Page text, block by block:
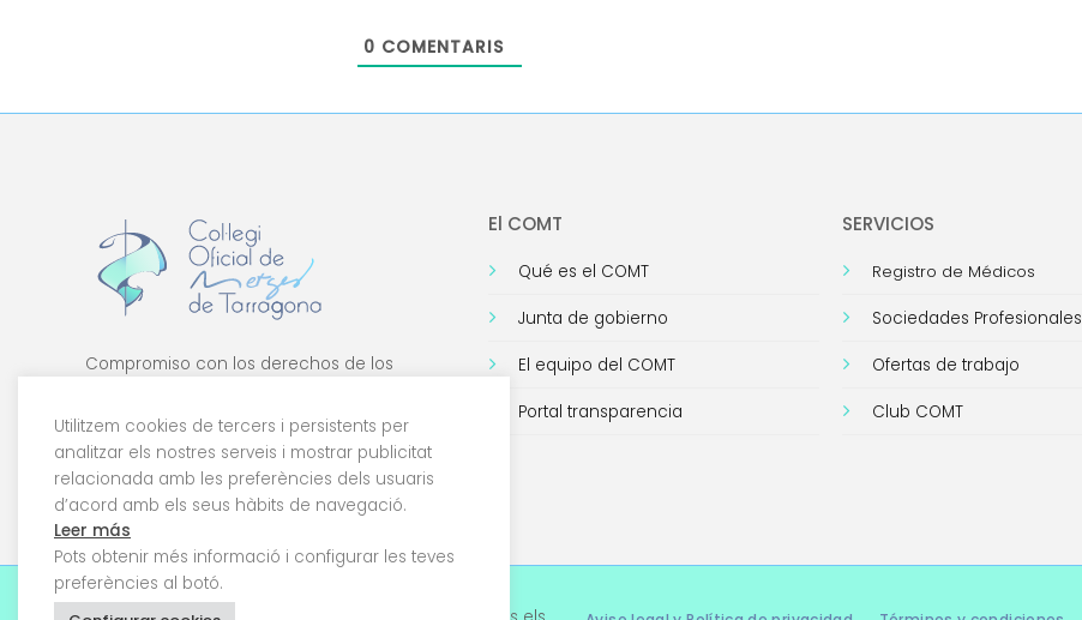
0 COMENTARIS
Compromiso con los derechos de los
la tecnología.
El COMT
Qué es el COMT
Junta de gobierno
El equipo del COMT
Portal transparencia
SERVICIOS
Registro de Médicos
Sociedades Profesionales
Ofertas de trabajo
Club COMT
Utilitzem cookies de tercers i persistents per
analitzar els nostres serveis i mostrar publicitat
relacionada amb les preferències dels usuaris
d’acord amb els seus hàbits de navegació.
Leer más
Pots obtenir més informació i configurar les teves
preferències al botó.